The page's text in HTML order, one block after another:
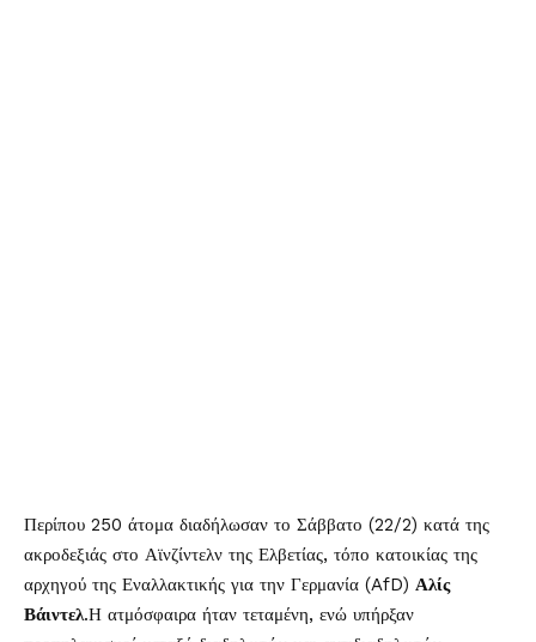
Περίπου 250 άτομα διαδήλωσαν το Σάββατο (22/2) κατά της
ακροδεξιάς στο Αϊνζίντελν της Ελβετίας, τόπο κατοικίας της
αρχηγού της Εναλλακτικής για την Γερμανία (AfD) Αλίς
Βάιντελ.Η ατμόσφαιρα ήταν τεταμένη, ενώ υπήρξαν